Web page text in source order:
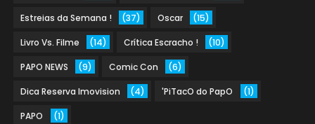
Estreias da Semana ! (37) Oscar (15)
Livro Vs. Filme (14) Crítica Escracho ! (10)
PAPO NEWS (9) Comic Con (6)
Dica Reserva Imovision (4) 'PiTacO do PapO (1)
PAPO (1)